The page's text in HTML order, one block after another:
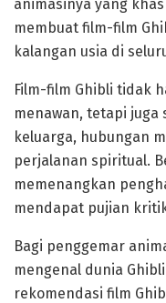
animasinya yang
membuat film-film
kalangan usia di
Film-film Ghibli tidak
menawan, tetapi
keluarga, hubungan
perjalanan spiritual.
memenangkan
mendapat pujian
Bagi penggemar
mengenal dunia
rekomendasi film